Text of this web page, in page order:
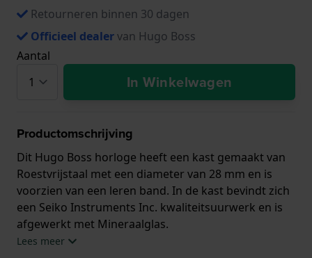
Retourneren binnen 30 dagen
Officieel dealervan Hugo Boss
Aantal
In Winkelwagen
Productomschrijving
Dit Hugo Boss horloge heeft een kast gemaakt van
Roestvrijstaal met een diameter van 28 mm en is
voorzien van een leren band. In de kast bevindt zich
een Seiko Instruments Inc. kwaliteitsuurwerk en is
afgewerkt met Mineraalglas.
Lees meer